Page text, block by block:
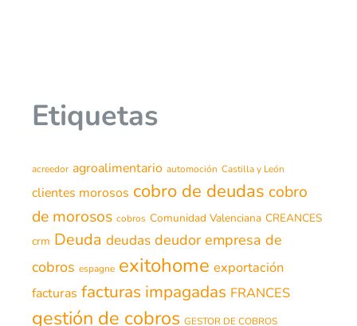
Etiquetas
acreedor agroalimentario automoción Castilla y León
clientes morosos cobro de deudas cobro
de morosos cobros Comunidad Valenciana CREANCES
crm Deuda deudas deudor empresa de
cobros espagne exitohome exportación
facturas facturas impagadas FRANCES
gestión de cobros GESTOR DE COBROS